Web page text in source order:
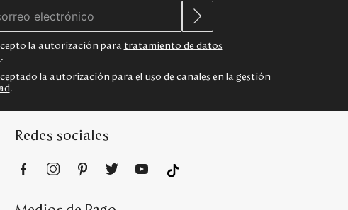
la autorización para tratamiento de datos
.
la autorización para el uso de canales en la gestión
.
Redes sociales